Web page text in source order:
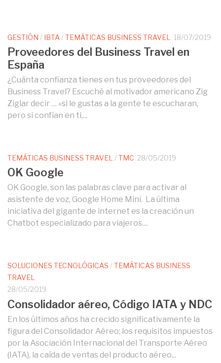
GESTIÓN / IBTA /TEMÁTICAS BUSINESS TRAVEL 18/07/2019
Proveedores del Business Travel en
España
¿Cuánta confianza tienes en tus proveedores del
Business Travel? Escuché al motivador americano Zig
Ziglar decir … «si le gustas a la gente te escucharan,
pero si confían en ti,...
TEMÁTICAS BUSINESS TRAVEL /TMC 28/05/2019
OK Google
OK Google, son las palabras clave para activar al
asistente de voz, Google Home Mini. La última
iniciativa del gigante de internet es la creación un
Chatbot especializado para viajeros....
SOLUCIONES TECNOLÓGICAS /TEMÁTICAS BUSINESS
TRAVEL
28/05/2019
Consolidador aéreo, Código IATA y NDC
En los últimos años ha crecido significativamente la
figura del Consolidador Aéreo; los requisitos impuestos
por la Asociación Internacional del Transporte Aéreo
(IATA), la caída de ventas del producto aéreo...